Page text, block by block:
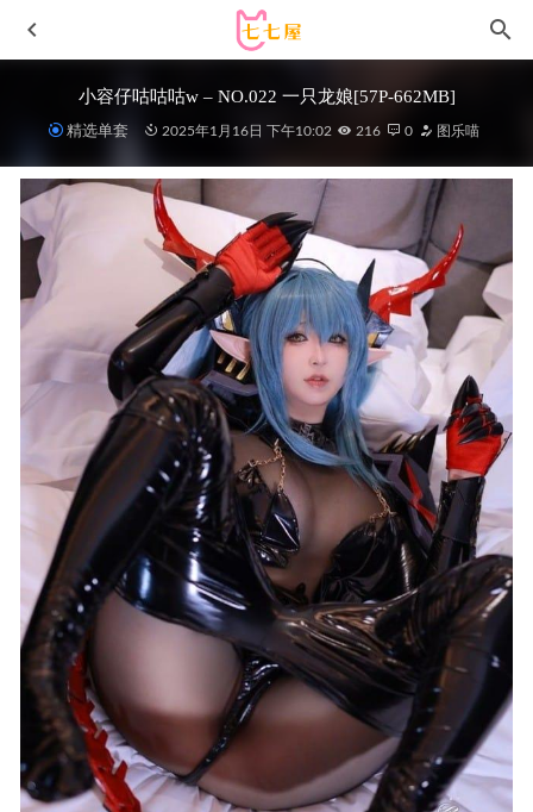
小容仔咕咕咕w – NO.022 一只龙娘[57P-662MB]
精选单套 2025年1月16日 下午10:02 216 0 图乐喵
封疆疆v – NO.67 得体社流火单人[14P-171MB] 2025-08-29
[YouMi尤蜜荟]2023.01.06 VOL.887 Carol周妍希[80+1P／
2023-08-15
[XIUREN秀人网]2022.01.10 VOL.4445 唐安琪[89+1P／
847MB]
2022-12-29
[Xiuren秀人网]2025.05.08 NO.10250 玫瑰我爱你
[79+1P/926MB]
2025-11-27
[Yo-U] YeonJju YJ – Vol.3 – Natural [74P1V-1.09G]
2023-07-
26